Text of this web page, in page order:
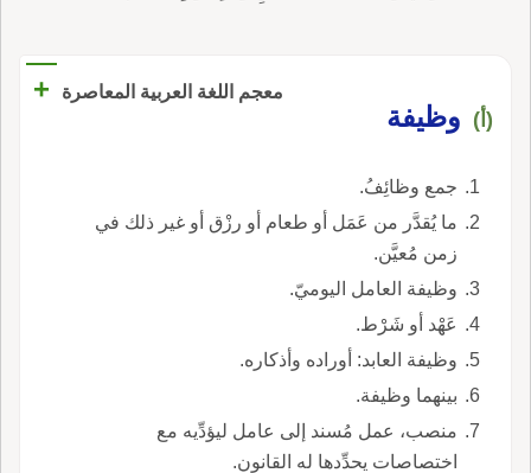
معجم اللغة العربية المعاصرة +
(أ) وظيفة
جمع وظائِفُ.
ما يُقدَّر من عَمَل أو طعام أو رزْق أو غير ذلك في
زمن مُعيَّن.
وظيفة العامل اليوميّ.
عَهْد أو شَرْط.
وظيفة العابد: أوراده وأذكاره.
بينهما وظيفة.
منصب، عمل مُسند إلى عامل ليؤدِّيه مع
اختصاصات يحدِّدها له القانون.